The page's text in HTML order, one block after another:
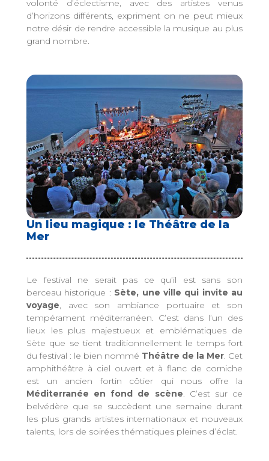
volonté d’éclectisme, avec des artistes venus
d’horizons différents, expriment on ne peut mieux
notre désir de rendre accessible la musique au plus
grand nombre.
Un lieu magique : le Théâtre de la
Mer
Le festival ne serait pas ce qu’il est sans son
berceau historique : Sète, une ville qui invite au
voyage, avec son ambiance portuaire et son
tempérament méditerranéen. C’est dans l’un des
lieux les plus majestueux et emblématiques de
Sète que se tient traditionnellement le temps fort
du festival : le bien nommé Théâtre de la Mer. Cet
amphithéâtre à ciel ouvert et à flanc de corniche
est un ancien fortin côtier qui nous offre la
Méditerranée en fond de scène. C’est sur ce
belvédère que se succèdent une semaine durant
les plus grands artistes internationaux et nouveaux
talents, lors de soirées thématiques pleines d’éclat.